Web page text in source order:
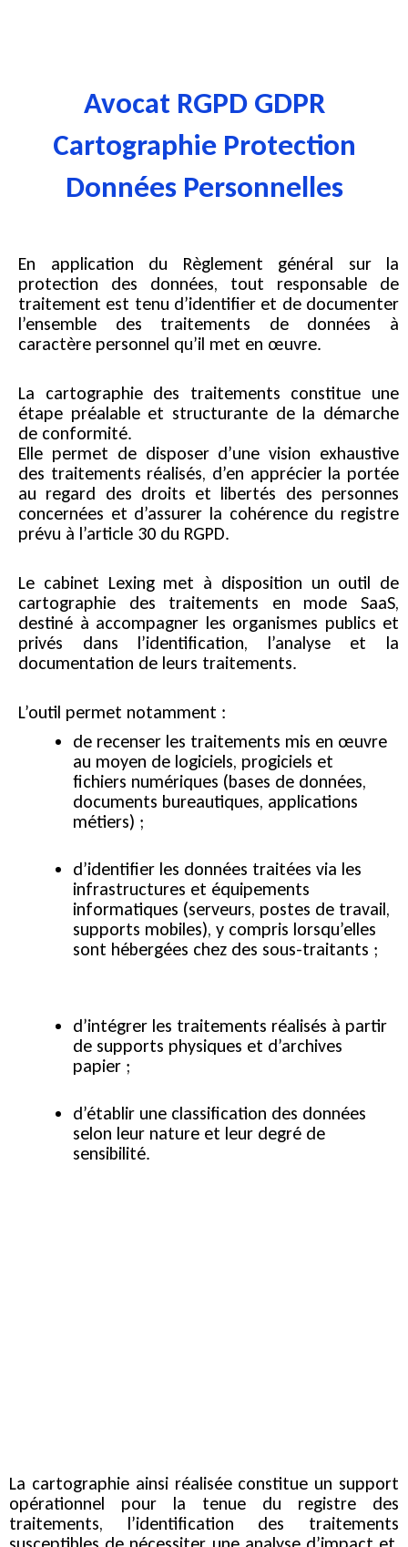
Avocat RGPD GDPR
Cartographie Protection
Données Personnelles
En application du Règlement général sur la
protection des données, tout responsable de
traitement est tenu d’identifier et de documenter
l’ensemble des traitements de données à
caractère personnel qu’il met en œuvre.
La cartographie des traitements constitue une
étape préalable et structurante de la démarche
de conformité.
Elle permet de disposer d’une vision exhaustive
des traitements réalisés, d’en apprécier la portée
au regard des droits et libertés des personnes
concernées et d’assurer la cohérence du registre
prévu à l’article 30 du RGPD.
Le cabinet Lexing met à disposition un outil de
cartographie des traitements en mode SaaS,
destiné à accompagner les organismes publics et
privés dans l’identification, l’analyse et la
documentation de leurs traitements.
L’outil permet notamment :
de recenser les traitements mis en œuvre
au moyen de logiciels, progiciels et
fichiers numériques (bases de données,
documents bureautiques, applications
métiers) ;
d’identifier les données traitées via les
infrastructures et équipements
informatiques (serveurs, postes de travail,
supports mobiles), y compris lorsqu’elles
sont hébergées chez des sous-traitants ;
d’intégrer les traitements réalisés à partir
de supports physiques et d’archives
papier ;
d’établir une classification des données
selon leur nature et leur degré de
sensibilité.
La cartographie ainsi réalisée constitue un support
opérationnel pour la tenue du registre des
traitements, l’identification des traitements